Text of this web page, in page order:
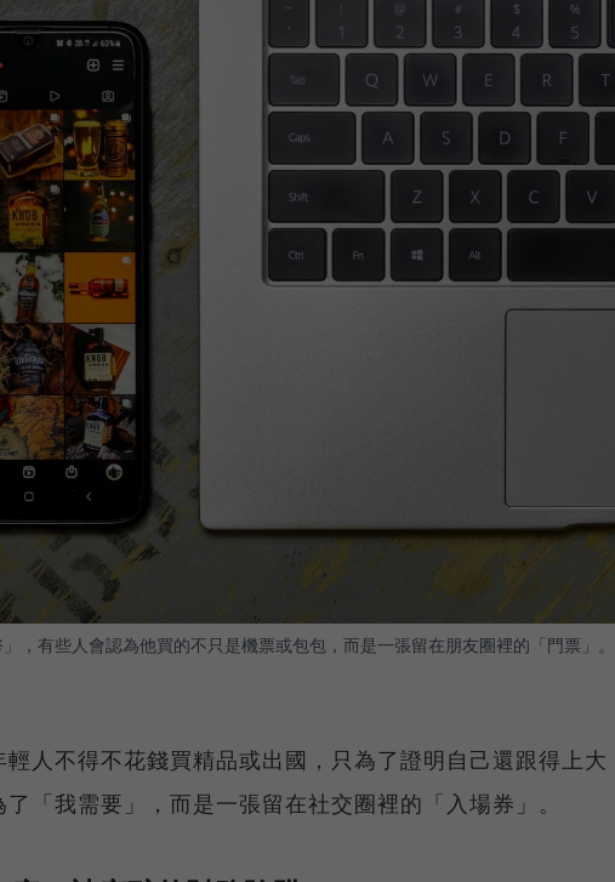
，有些人會認為他買的不只是機票或包包，而是一張留在朋友圈裡的「門票」。
人不得不花錢買精品或出國，只為了證明自己還跟得上大
「我需要」，而是一張留在社交圈裡的「入場券」。